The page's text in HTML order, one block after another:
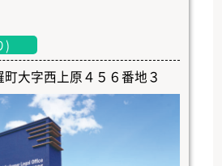
)
大字西上原４５６番地３